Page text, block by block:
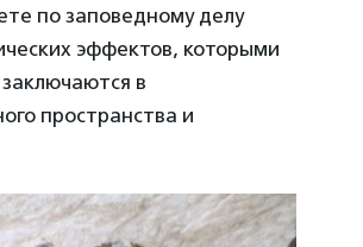
по заповедному делу
эффектов, которыми
в
пространства и